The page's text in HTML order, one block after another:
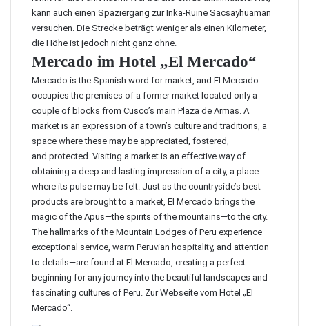
kann auch einen Spaziergang zurInka-Ruine Sacsayhuaman
versuchen. Die Strecke beträgt weniger als einen Kilometer,
die Höhe ist jedoch nicht ganz ohne.
Mercado im Hotel „El Mercado“
Mercado is the Spanish word for market, and El Mercado
occupies the premises of a former market located only a
couple of blocks from Cusco’s main Plaza de Armas. A
market is an expression of a town’s culture and traditions, a
space where these may be appreciated, fostered,
and protected. Visiting a market is an effective way of
obtaining a deep and lasting impression of a city, a place
where its pulse may be felt. Just as the countryside’s best
products are brought to a market, El Mercado brings the
magic of the Apus—the spirits of the mountains—to the city.
The hallmarks of the Mountain Lodges of Peru experience—
exceptional service, warm Peruvian hospitality, and attention
to details—are found at El Mercado, creating a perfect
beginning for any journey into the beautiful landscapes and
fascinating cultures of Peru. ZurWebseite vom Hotel „El
Mercado“.